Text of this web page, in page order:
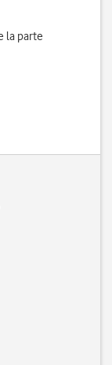
la parte